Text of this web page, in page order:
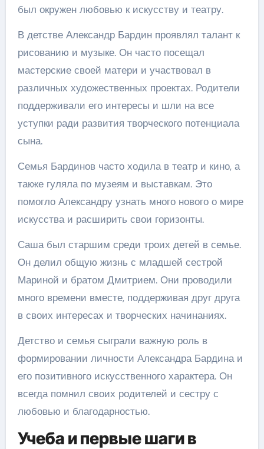
был окружен любовью к искусству и театру.
В детстве Александр Бардин проявлял талант к
рисованию и музыке. Он часто посещал
мастерские своей матери и участвовал в
различных художественных проектах. Родители
поддерживали его интересы и шли на все
уступки ради развития творческого потенциала
сына.
Семья Бардинов часто ходила в театр и кино, а
также гуляла по музеям и выставкам. Это
помогло Александру узнать много нового о мире
искусства и расширить свои горизонты.
Саша был старшим среди троих детей в семье.
Он делил общую жизнь с младшей сестрой
Мариной и братом Дмитрием. Они проводили
много времени вместе, поддерживая друг друга
в своих интересах и творческих начинаниях.
Детство и семья сыграли важную роль в
формировании личности Александра Бардина и
его позитивного искусственного характера. Он
всегда помнил своих родителей и сестру с
любовью и благодарностью.
Учеба и первые шаги в